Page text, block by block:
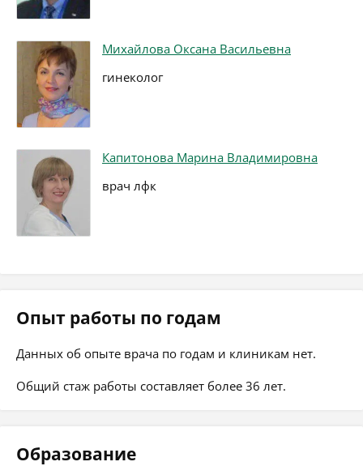
Михайлова Оксана Васильевна
гинеколог
Капитонова Марина Владимировна
врач лфк
Опыт работы по годам
Данных об опыте врача по годам и клиникам нет.
Общий стаж работы составляет более 36 лет.
Образование